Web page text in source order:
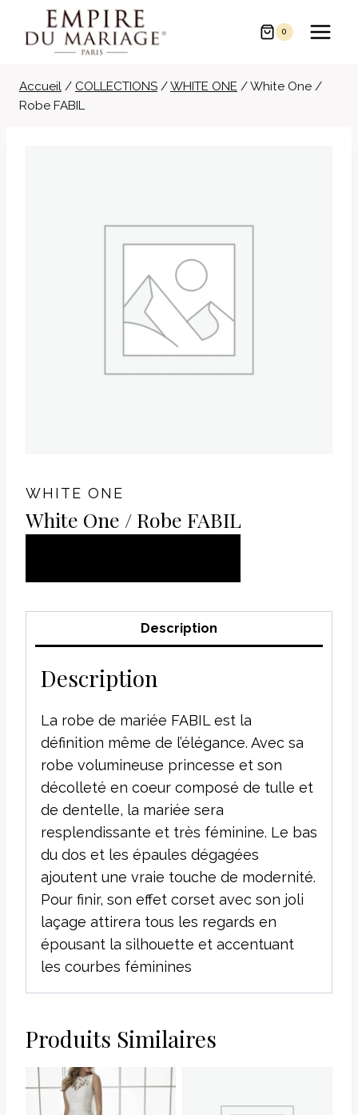
contenu
0
Accueil / COLLECTIONS /WHITE ONE /White One /
Robe FABIL
WHITE ONE
White One / Robe FABIL
PANIER
Description
Description
La robe de mariée FABIL est la
définition même de l’élégance. Avec sa
robe volumineuse princesse et son
décolleté en coeur composé de tulle et
de dentelle, la mariée sera
resplendissante et très féminine. Le bas
du dos et les épaules dégagées
ajoutent une vraie touche de modernité.
Pour finir, son effet corset avec son joli
laçage attirera tous les regards en
épousant la silhouette et accentuant
les courbes féminines
Produits Similaires